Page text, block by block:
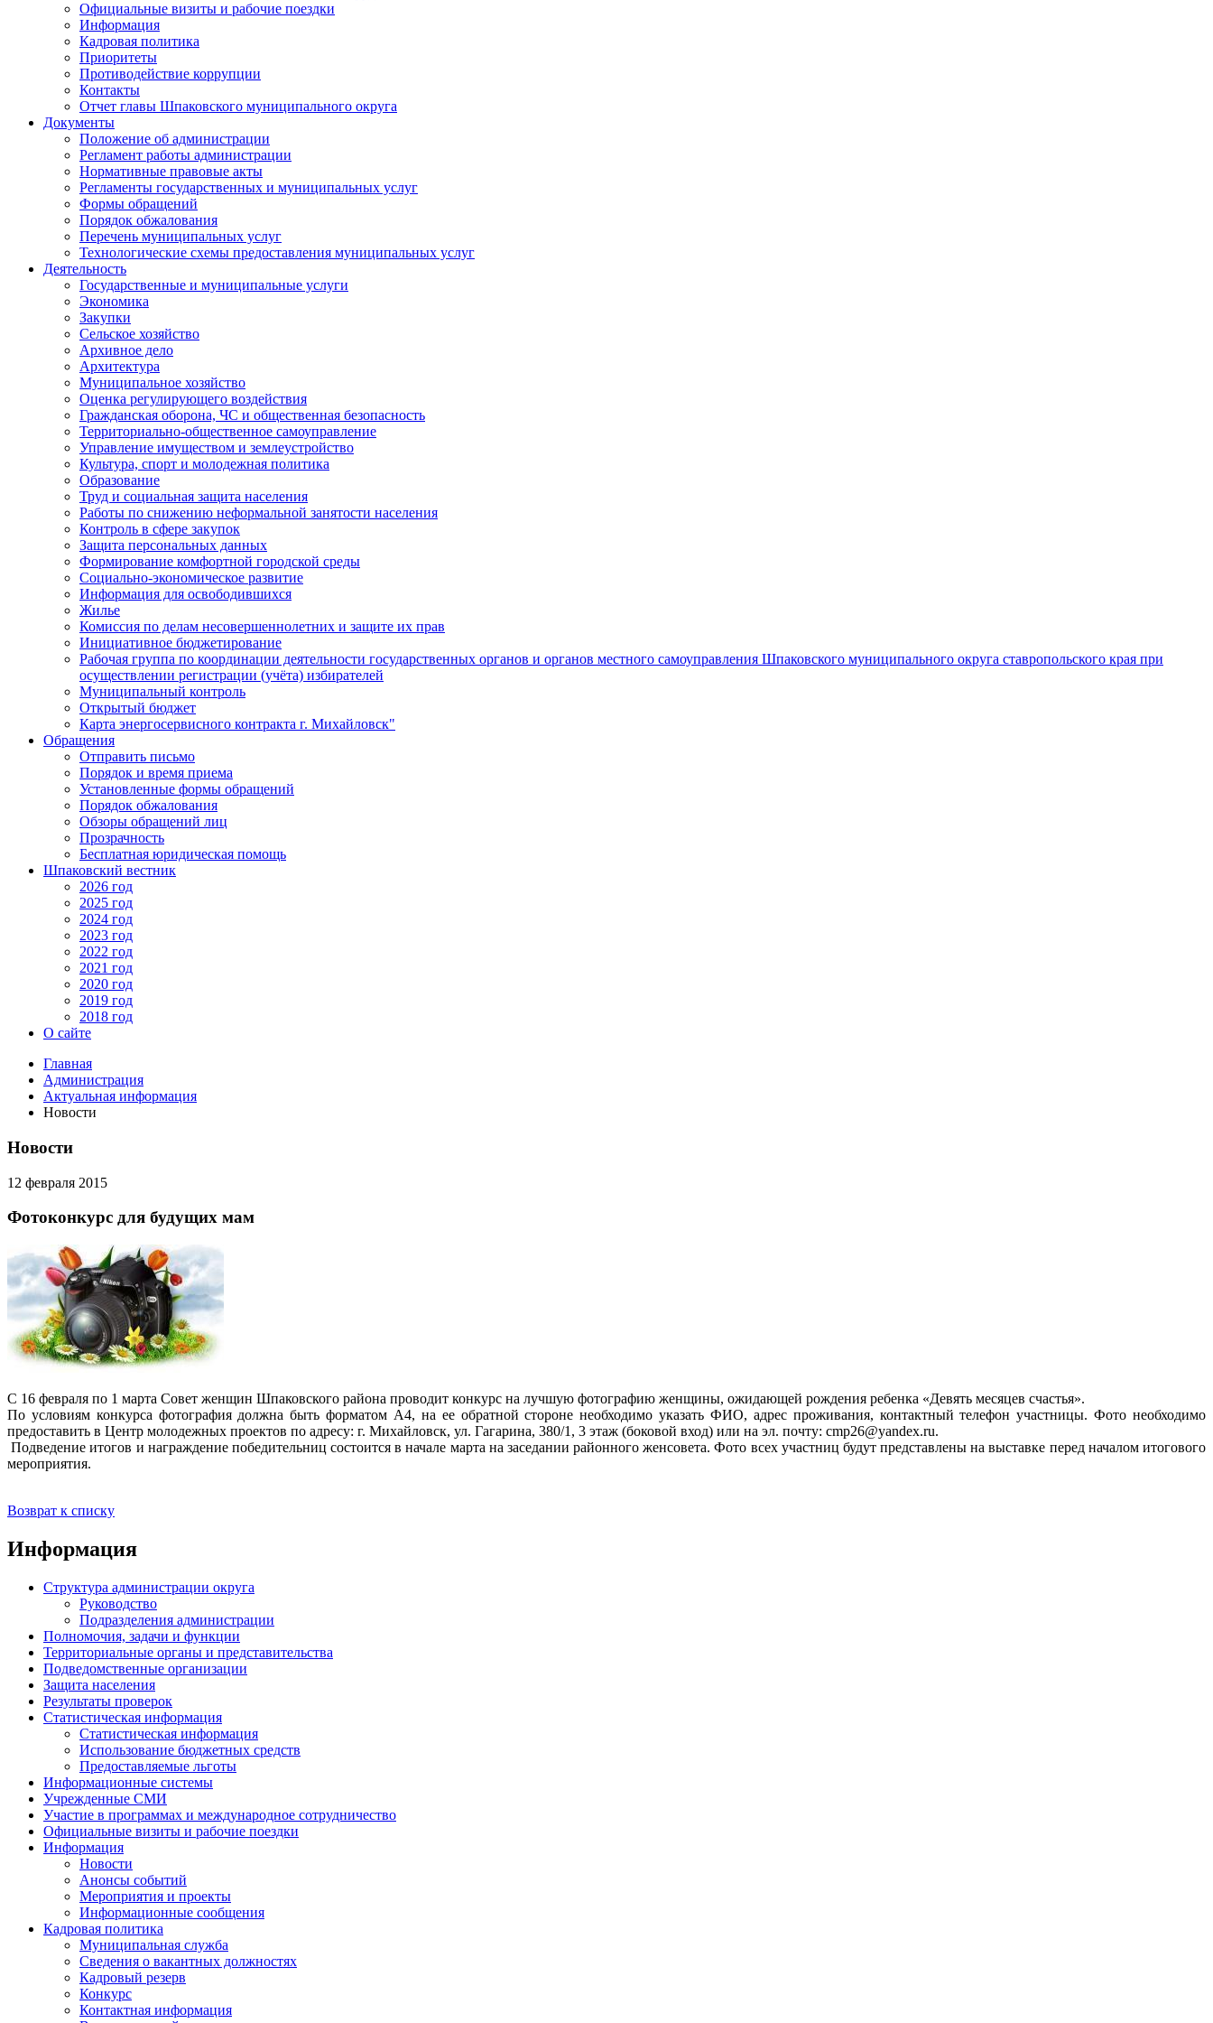
Официальные визиты и рабочие поездки
Информация
Кадровая политика
Приоритеты
Противодействие коррупции
Контакты
Отчет главы Шпаковского муниципального округа
Документы
Положение об администрации
Регламент работы администрации
Нормативные правовые акты
Регламенты государственных и муниципальных услуг
Формы обращений
Порядок обжалования
Перечень муниципальных услуг
Технологические схемы предоставления муниципальных услуг
Деятельность
Государственные и муниципальные услуги
Экономика
Закупки
Сельское хозяйство
Архивное дело
Архитектура
Муниципальное хозяйство
Оценка регулирующего воздействия
Гражданская оборона, ЧС и общественная безопасность
Территориально-общественное самоуправление
Управление имуществом и землеустройство
Культура, спорт и молодежная политика
Образование
Труд и социальная защита населения
Работы по снижению неформальной занятости населения
Контроль в сфере закупок
Защита персональных данных
Формирование комфортной городской среды
Социально-экономическое развитие
Информация для освободившихся
Жилье
Комиссия по делам несовершеннолетних и защите их прав
Инициативное бюджетирование
Рабочая группа по координации деятельности государственных органов и органов местного самоуправления Шпаковского муниципального округа ставропольского края при
осуществлении регистрации (учёта) избирателей
Муниципальный контроль
Открытый бюджет
Карта энергосервисного контракта г. Михайловск"
Обращения
Отправить письмо
Порядок и время приема
Установленные формы обращений
Порядок обжалования
Обзоры обращений лиц
Прозрачность
Бесплатная юридическая помощь
Шпаковский вестник
2026 год
2025 год
2024 год
2023 год
2022 год
2021 год
2020 год
2019 год
2018 год
О сайте
Главная
Администрация
Актуальная информация
Новости
Новости
12 февраля 2015
Фотоконкурс для будущих мам
С 16 февраля по 1 марта Совет женщин Шпаковского района проводит конкурс на лучшую фотографию женщины, ожидающей рождения ребенка «Девять месяцев счастья».
По условиям конкурса фотография должна быть форматом А4, на ее обратной стороне необходимо указать ФИО, адрес проживания, контактный телефон участницы. Фото необходимо
предоставить в Центр молодежных проектов по адресу: г. Михайловск, ул. Гагарина, 380/1, 3 этаж (боковой вход) или на эл. почту: cmp26@yandex.ru.
Подведение итогов и награждение победительниц состоится в начале марта на заседании районного женсовета. Фото всех участниц будут представлены на выставке перед началом итогового
мероприятия.
Возврат к списку
Информация
Структура администрации округа
Руководство
Подразделения администрации
Полномочия, задачи и функции
Территориальные органы и представительства
Подведомственные организации
Защита населения
Результаты проверок
Статистическая информация
Статистическая информация
Использование бюджетных средств
Предоставляемые льготы
Информационные системы
Учрежденные СМИ
Участие в программах и международное сотрудничество
Официальные визиты и рабочие поездки
Информация
Новости
Анонсы событий
Мероприятия и проекты
Информационные сообщения
Кадровая политика
Муниципальная служба
Сведения о вакантных должностях
Кадровый резерв
Конкурс
Контактная информация